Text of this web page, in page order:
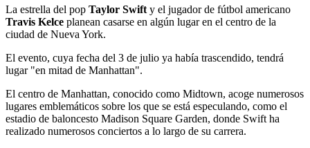
La estrella del pop Taylor Swift y el jugador de fútbol americano
Travis Kelce planean casarse en algún lugar en el centro de la
ciudad de Nueva York.
El evento, cuya fecha del 3 de julio ya había trascendido, tendrá
lugar "en mitad de Manhattan".
El centro de Manhattan, conocido como Midtown, acoge numerosos
lugares emblemáticos sobre los que se está especulando, como el
estadio de baloncesto Madison Square Garden, donde Swift ha
realizado numerosos conciertos a lo largo de su carrera.